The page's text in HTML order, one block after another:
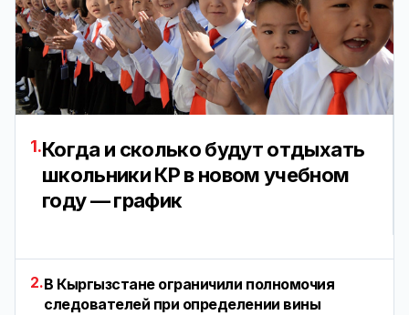
1.Когда и сколько будут отдыхать
школьники КР в новом учебном
году — график
2.В Кыргызстане ограничили полномочия
следователей при определении вины